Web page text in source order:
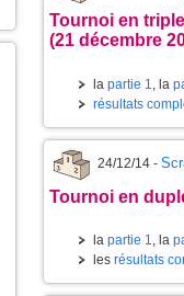
Tournoi en
(21 décembre
la partie 1 , la
résultats
24/12/14 -
Tournoi en
la partie 1, la
les résultats